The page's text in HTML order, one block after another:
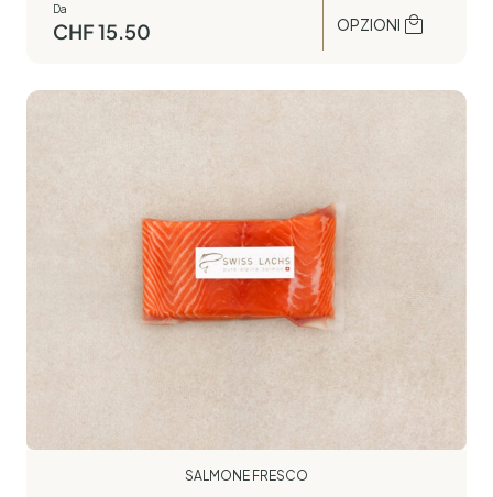
Da
CHF15.50 OPZIONI
SALMONE FRESCO